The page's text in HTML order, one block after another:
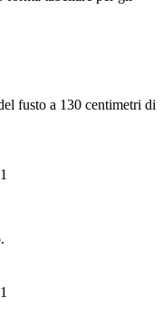
fusto a 130 centimetri di